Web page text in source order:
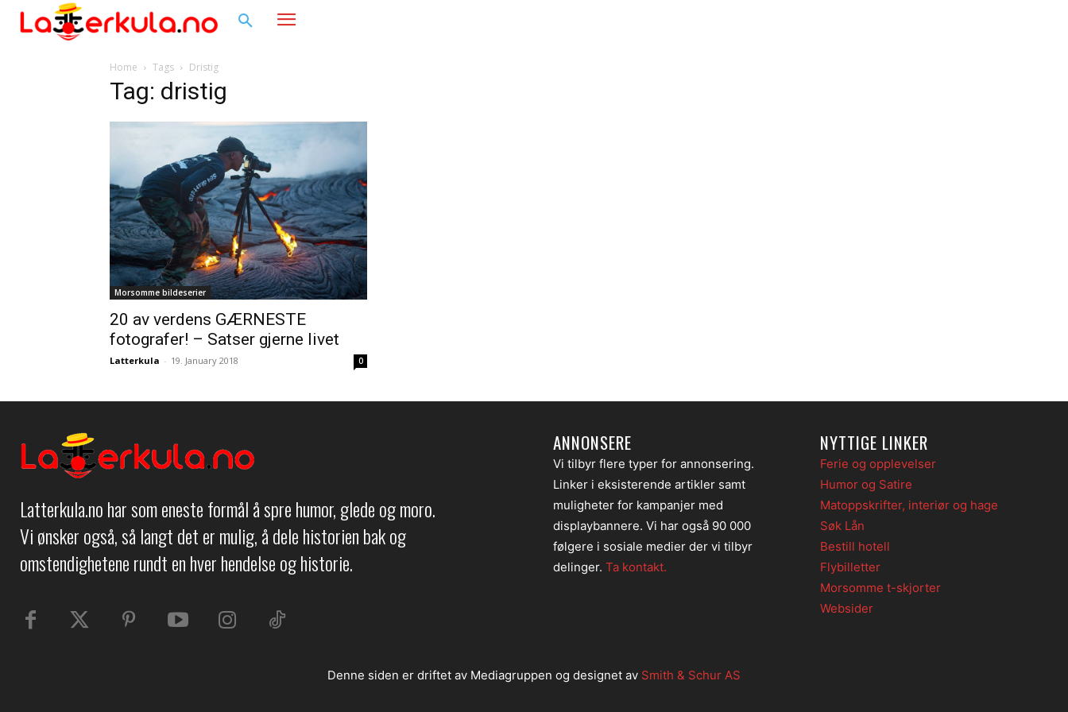
Home Tags Dristig
Tag: dristig
Morsomme bildeserier
20 av verdens GÆRNESTE
fotografer! – Satser gjerne livet
Latterkula - 19. January 2018 0
Latterkula.no har som eneste formål å spre humor, glede og moro.
Vi ønsker også, så langt det er mulig, å dele historien bak og
omstendighetene rundt en hver hendelse og historie.
ANNONSERE
Vi tilbyr flere typer for annonsering.
Linker i eksisterende artikler samt
muligheter for kampanjer med
displaybannere. Vi har også 90 000
følgere i sosiale medier der vi tilbyr
delinger. Ta kontakt.
NYTTIGE LINKER
Ferie og opplevelser
Humor og Satire
Matoppskrifter, interiør og hage
Søk Lån
Bestill hotell
Flybilletter
Morsomme t-skjorter
Websider
Denne siden er driftet av Mediagruppen og designet av Smith & Schur AS